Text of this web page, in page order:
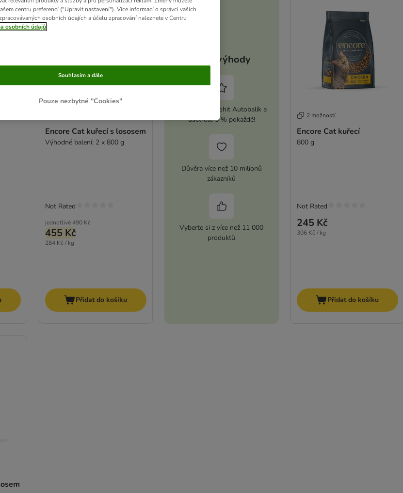
Encore Cat kuřecí s lososem
Výhodné balení: 2 x 800 g
jednotlivě 490 Kč
455 Kč
284 Kč / kg
Not Rated
Přidat do košíku
Vaše výhody
Aktivujte si zoohit Autobalík a
ušetřete 5 % pokaždé!
Důvěra více než 10 milionů
zákazníků
Vyberte si z více než 11 000
produktů
2 možností
Encore Cat kuřecí
800 g
245 Kč
306 Kč / kg
Not Rated
Přidat do košíku
centru preferencí ("Upravit nastavení"). Více informací o správci vašich
osobních údajích a účelu zpracování naleznete v Centru
osobních údajů
Pouze nezbytné "Cookies"
Souhlasím a dále